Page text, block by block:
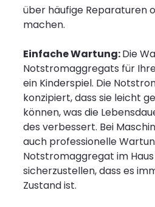
über häufige Reparaturen
machen.
Einfache Wartung:Die
Notstromaggregats für
ein Kinderspiel. Die
konzipiert, dass sie leicht
können, was die
des verbessert. Bei
auch professionelle
Notstromaggregat im
sicherzustellen, dass es
Zustand ist.